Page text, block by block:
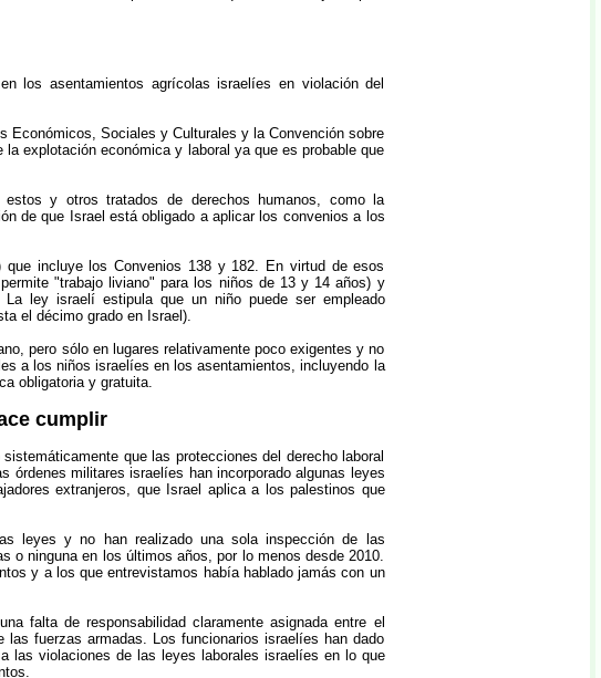
los asentamientos agrícolas israelíes en violación del
Económicos, Sociales y Culturales y la Convención sobre
explotación económica y laboral ya que es probable que
y otros tratados de derechos humanos, como la
de que Israel está obligado a aplicar los convenios a los
incluye los Convenios 138 y 182. En virtud de esos
"trabajo liviano" para los niños de 13 y 14 años) y
ley israelí estipula que un niño puede ser empleado
el décimo grado en Israel).
pero sólo en lugares relativamente poco exigentes y no
a los niños israelíes en los asentamientos, incluyendo la
obligatoria y gratuita.
cumplir
que las protecciones del derecho laboral
órdenes militares israelíes han incorporado algunas leyes
extranjeros, que Israel aplica a los palestinos que
leyes y no han realizado una sola inspección de las
o ninguna en los últimos años, por lo menos desde 2010.
y a los que entrevistamos había hablado jamás con un
falta de responsabilidad claramente asignada entre el
fuerzas armadas. Los funcionarios israelíes han dado
las violaciones de las leyes laborales israelíes en lo que